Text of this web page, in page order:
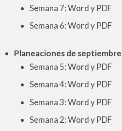
Semana 7: Word y PDF
Semana 6: Word y PDF
Planeaciones de
Semana 5: Word y PDF
Semana 4: Word y PDF
Semana 3: Word y PDF
Semana 2: Word y PDF